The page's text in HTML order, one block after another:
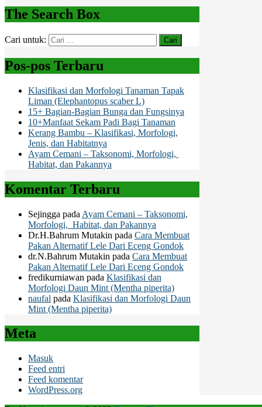
The Search Box
Cari untuk:
Pos-pos Terbaru
Klasifikasi dan Morfologi Tanaman Tapak
Liman (Elephantopus scaber L)
15+ Bagian-Bagian Bunga dan Fungsinya
10+Manfaat Sekam Padi Bagi Tanaman
Kerang Bambu – Klasifikasi, Morfologi,
Jenis, dan Habitatnya
Ayam Cemani – Taksonomi, Morfologi,
Habitat, dan Pakannya
Komentar Terbaru
Sejingga pada Ayam Cemani – Taksonomi,
Morfologi, Habitat, dan Pakannya
Dr.H.Bahrum Mutakin pada Cara Membuat
Pakan Alternatif Lele Dari Eceng Gondok
dr.N.Bahrum Mutakin pada Cara Membuat
Pakan Alternatif Lele Dari Eceng Gondok
fredikurniawan pada Klasifikasi dan
Morfologi Daun Mint (Mentha piperita)
naufal pada Klasifikasi dan Morfologi Daun
Mint (Mentha piperita)
Meta
Masuk
Feed entri
Feed komentar
WordPress.org